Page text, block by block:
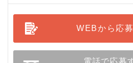
WEBから応
電話で応募